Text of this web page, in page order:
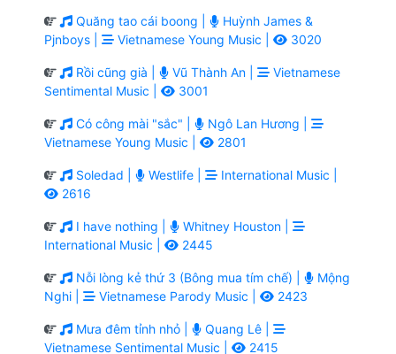
Quăng tao cái boong |
Huỳnh James &
Pjnboys |
Vietnamese Young Music | 3020
Rồi cũng già | Vũ Thành An |
Vietnamese
Sentimental Music |
3001
Có công mài "sắc" |
Ngô Lan Hương |
Vietnamese Young Music |
2801
Soledad | Westlife |
International Music |
2616
I have nothing |
Whitney Houston |
International Music |
2445
Nỗi lòng kẻ thứ 3 (Bông mua tím chế) |
Mộng
Nghi |
Vietnamese Parody Music | 2423
Mưa đêm tỉnh nhỏ |
Quang Lê |
Vietnamese Sentimental Music |
2415